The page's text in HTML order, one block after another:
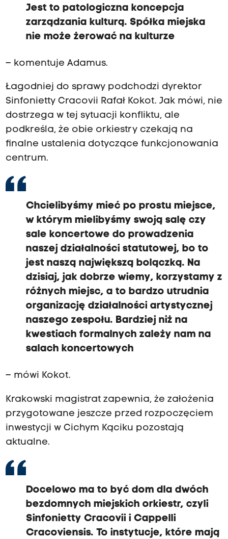
Jest to patologiczna koncepcja
zarządzania kulturą. Spółka miejska
nie może żerować na kulturze
– komentuje Adamus.
Łagodniej do sprawy podchodzi dyrektor
Sinfonietty Cracovii Rafał Kokot. Jak mówi, nie
dostrzega w tej sytuacji konfliktu, ale
podkreśla, że obie orkiestry czekają na
finalne ustalenia dotyczące funkcjonowania
centrum.
Chcielibyśmy mieć po prostu miejsce,
w którym mielibyśmy swoją salę czy
sale koncertowe do prowadzenia
naszej działalności statutowej, bo to
jest naszą największą bolączką. Na
dzisiaj, jak dobrze wiemy, korzystamy z
różnych miejsc, a to bardzo utrudnia
organizację działalności artystycznej
naszego zespołu. Bardziej niż na
kwestiach formalnych zależy nam na
salach koncertowych
– mówi Kokot.
Krakowski magistrat zapewnia, że założenia
przygotowane jeszcze przed rozpoczęciem
inwestycji w Cichym Kąciku pozostają
aktualne.
Docelowo ma to być dom dla dwóch
bezdomnych miejskich orkiestr, czyli
Sinfonietty Cracovii i Cappelli
Cracoviensis. To instytucje, które mają